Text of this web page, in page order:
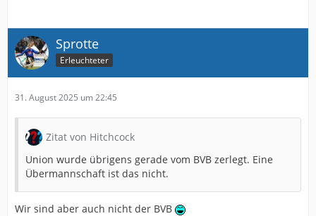
Sprotte
Erleuchteter
31. August 2025 um 22:45
Zitat von Hitchcock
Union wurde übrigens gerade vom BVB zerlegt. Eine
Übermannschaft ist das nicht.
Wir sind aber auch nicht der BVB